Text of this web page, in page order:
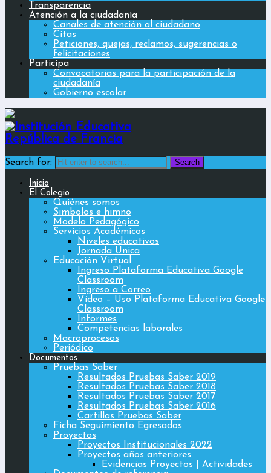
Transparencia
Atención a la ciudadanía
Canales de atención al ciudadano
Citas
Peticiones, quejas, reclamos, sugerencias o
felicitaciones
Participa
Convocatorias para la participación de la
ciudadanía
Gobierno escolar
Search for:
Inicio
El Colegio
Quiénes somos
Simbolos e himno
Modelo Pedagógico
Servicios Académicos
Niveles educativos
Jornada Única
Educación Virtual
Ingreso Plataforma Educativa Google
Classroom
Ingreso a Correo
Vídeo – Uso Plataforma Educativa Google
Classroom
Informes
Competencias laborales
Macroprocesos
Periódico
Documentos
Pruebas Saber
Resultados Pruebas Saber 2019
Resultados Pruebas Saber 2018
Resultados Pruebas Saber 2017
Resultados Pruebas Saber 2016
Cartillas Pruebas Saber
Ficha Seguimiento Egresados
Proyectos
Proyectos Institucionales 2022
Proyectos años anteriores
Evidencias Proyectos | Actividades